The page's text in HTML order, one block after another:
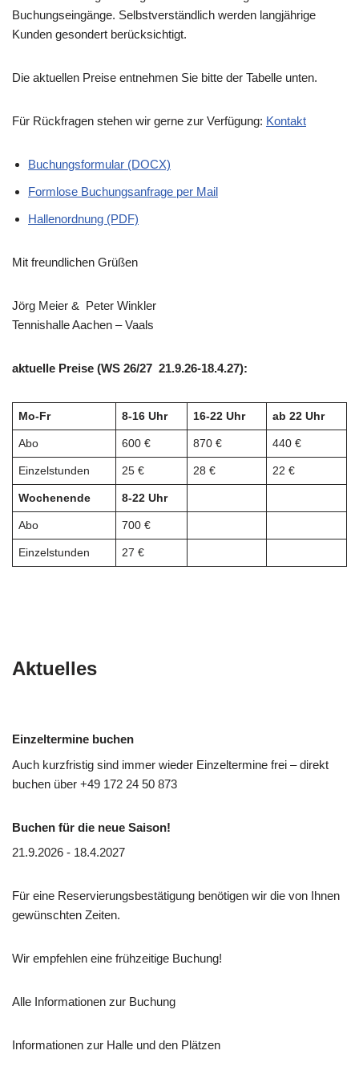
Buchungseingänge. Selbstverständlich werden langjährige
Kunden gesondert berücksichtigt.
Die aktuellen Preise entnehmen Sie bitte der Tabelle unten.
Für Rückfragen stehen wir gerne zur Verfügung: Kontakt
Buchungsformular (DOCX)
Formlose Buchungsanfrage per Mail
Hallenordnung (PDF)
Mit freundlichen Grüßen
Jörg Meier & Peter Winkler
Tennishalle Aachen – Vaals
aktuelle Preise (WS 26/27 21.9.26-18.4.27):
Mo-Fr 8-16 Uhr 16-22 Uhr ab 22 Uhr
Abo 600 € 870 € 440 €
Einzelstunden 25 € 28 € 22 €
Wochenende 8-22 Uhr
Abo 700 €
Einzelstunden 27 €
Aktuelles
Einzeltermine buchen
Auch kurzfristig sind immer wieder Einzeltermine frei – direkt
buchen über +49 172 24 50 873
Buchen für die neue Saison!
21.9.2026 - 18.4.2027
Für eine Reservierungsbestätigung benötigen wir die von Ihnen
gewünschten Zeiten.
Wir empfehlen eine frühzeitige Buchung!
Alle Informationen zur Buchung
Informationen zur Halle und den Plätzen